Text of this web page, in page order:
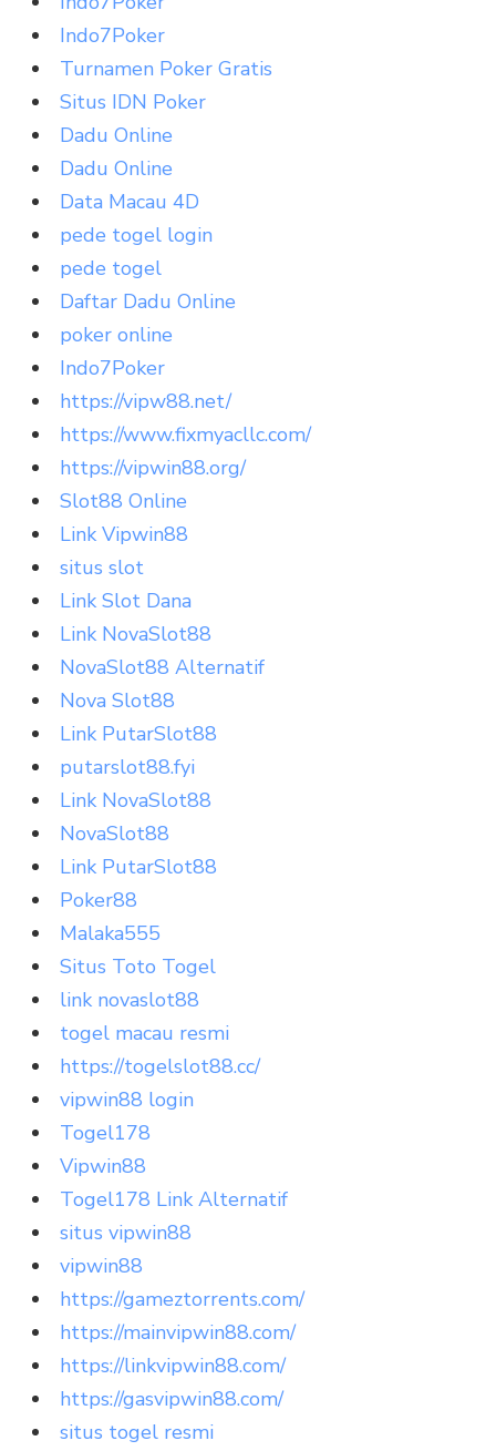
Indo7Poker
Turnamen Poker Gratis
Situs IDN Poker
Dadu Online
Dadu Online
Data Macau 4D
pede togel login
pede togel
Daftar Dadu Online
poker online
Indo7Poker
https://vipw88.net/
https://www.fixmyacllc.com/
https://vipwin88.org/
Slot88 Online
Link Vipwin88
situs slot
Link Slot Dana
Link NovaSlot88
NovaSlot88 Alternatif
Nova Slot88
Link PutarSlot88
putarslot88.fyi
Link NovaSlot88
NovaSlot88
Link PutarSlot88
Poker88
Malaka555
Situs Toto Togel
link novaslot88
togel macau resmi
https://togelslot88.cc/
vipwin88 login
Togel178
Vipwin88
Togel178 Link Alternatif
situs vipwin88
vipwin88
https://gameztorrents.com/
https://mainvipwin88.com/
https://linkvipwin88.com/
https://gasvipwin88.com/
situs togel resmi